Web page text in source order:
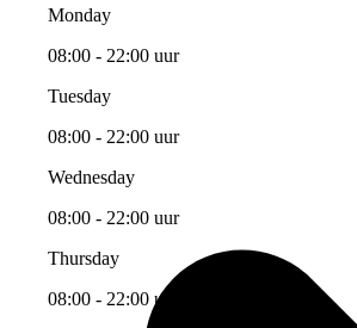
Monday
08:00 - 22:00 uur
Tuesday
08:00 - 22:00 uur
Wednesday
08:00 - 22:00 uur
Thursday
08:00 - 22:00 uur